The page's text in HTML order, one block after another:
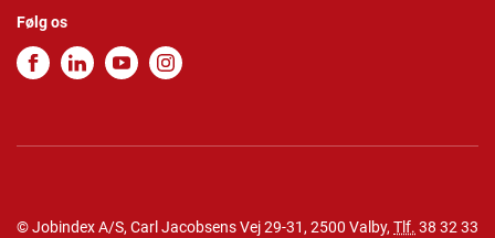
Følg os
© Jobindex A/S, Carl Jacobsens Vej 29-31, 2500 Valby, Tlf. 38 32 33